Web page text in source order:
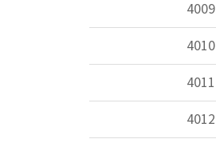
4009
4010
4011
4012